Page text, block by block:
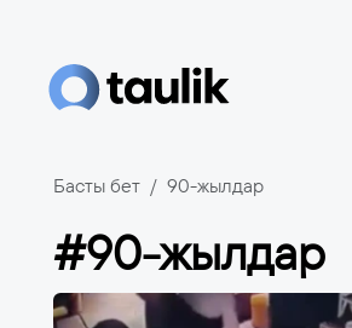
Басты бет 90-жылдар
#90-жылдар